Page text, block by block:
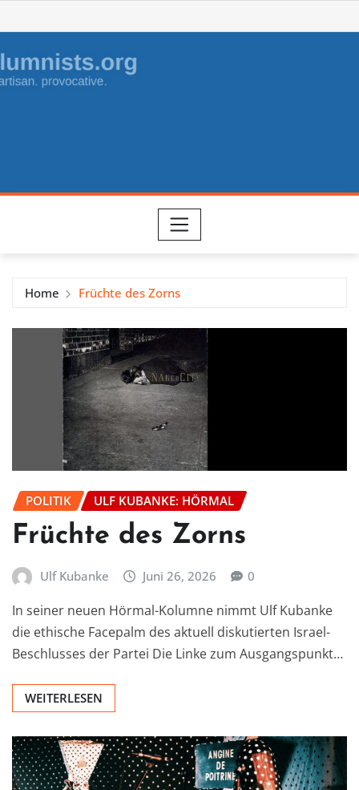
to
content
Home Früchte des Zorns
POLITIK ULF KUBANKE: HÖRMAL
Früchte des Zorns
Ulf Kubanke Juni 26, 2026 0
In seiner neuen Hörmal-Kolumne nimmt Ulf Kubanke
die ethische Facepalm des aktuell diskutierten Israel-
Beschlusses der Partei Die Linke zum Ausgangspunkt…
WEITERLESEN